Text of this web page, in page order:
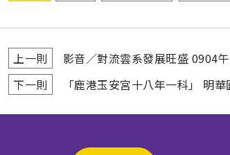
上一則
影音∕對流雲系發展旺盛 0904
下一則
「鹿港玉安宮十八年一科」 明